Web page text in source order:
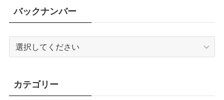
バックナンバー
カテゴリー